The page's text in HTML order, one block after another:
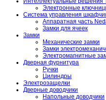
Электронные
Система управления
Аппаратная часть
Замки для ячеек
Замки
Механические замки
Замки
Электромагнитные
Дверная фурнитура
Ручки
Цилиндры
Электрозащелки
Дверные доводчики
Напольные доводчики